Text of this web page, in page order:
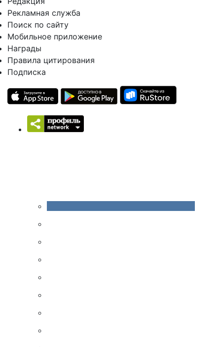
Рекламная служба
Поиск по сайту
Мобильное приложение
Награды
Правила цитирования
Подписка